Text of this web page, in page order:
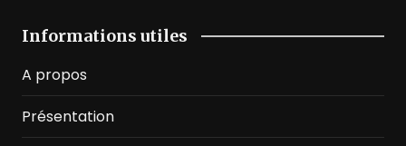
Informations utiles
A propos
Présentation